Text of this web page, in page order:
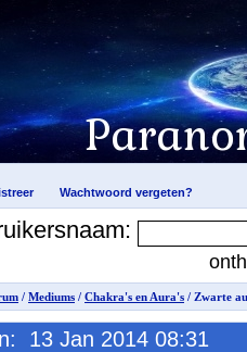
/ Mediums / Chakra's en Aura's / Zwarte
13 Jan 2014 08:31